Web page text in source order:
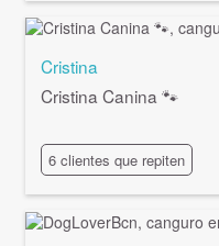
Cristina
Cristina Canina 🐾
6 clientes que repiten